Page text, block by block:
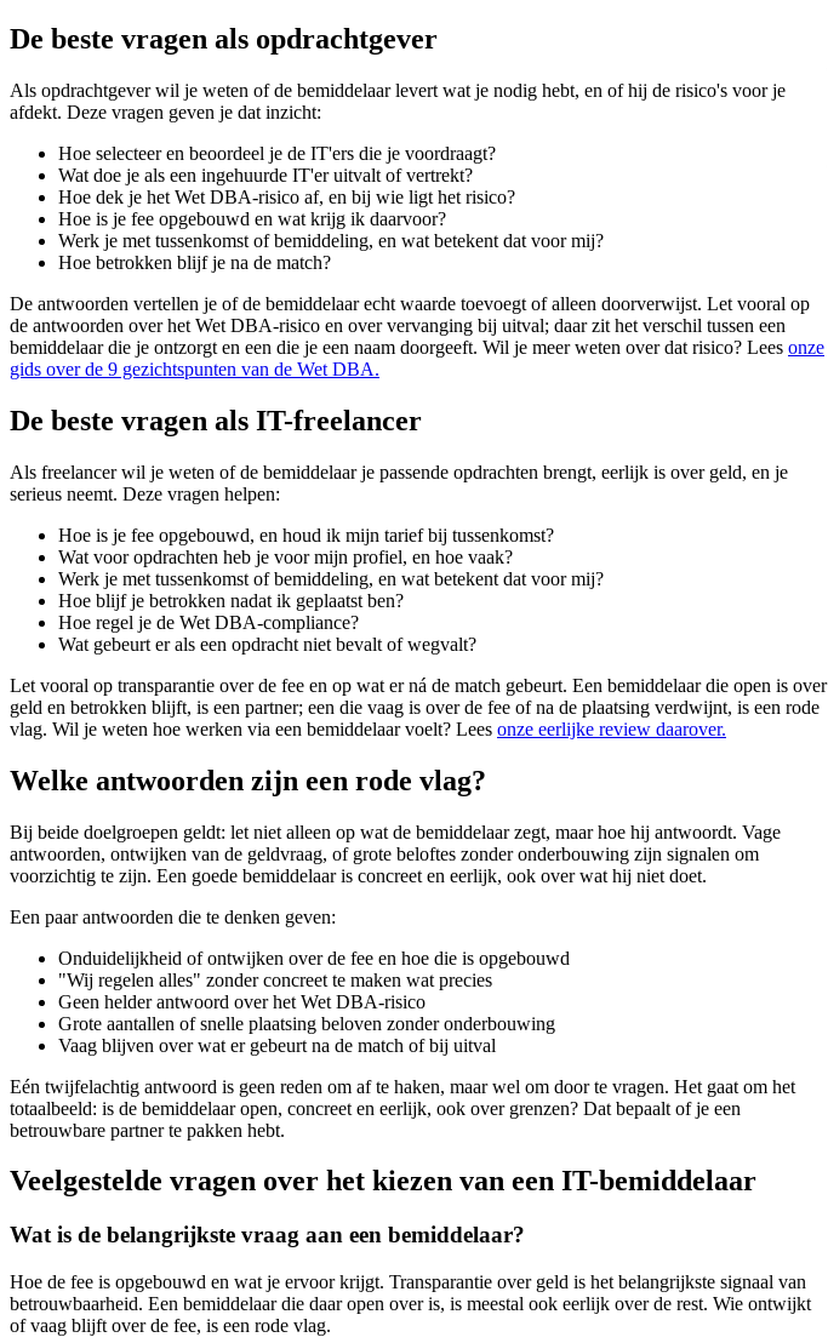
De beste vragen als opdrachtgever
Als opdrachtgever wil je weten of de bemiddelaar levert wat je nodig hebt, en of hij de risico's voor je
afdekt. Deze vragen geven je dat inzicht:
Hoe selecteer en beoordeel je de IT'ers die je voordraagt?
Wat doe je als een ingehuurde IT'er uitvalt of vertrekt?
Hoe dek je het Wet DBA-risico af, en bij wie ligt het risico?
Hoe is je fee opgebouwd en wat krijg ik daarvoor?
Werk je met tussenkomst of bemiddeling, en wat betekent dat voor mij?
Hoe betrokken blijf je na de match?
De antwoorden vertellen je of de bemiddelaar echt waarde toevoegt of alleen doorverwijst. Let vooral op
de antwoorden over het Wet DBA-risico en over vervanging bij uitval; daar zit het verschil tussen een
bemiddelaar die je ontzorgt en een die je een naam doorgeeft. Wil je meer weten over dat risico? Lees onze
gids over de 9 gezichtspunten van de Wet DBA.
De beste vragen als IT-freelancer
Als freelancer wil je weten of de bemiddelaar je passende opdrachten brengt, eerlijk is over geld, en je
serieus neemt. Deze vragen helpen:
Hoe is je fee opgebouwd, en houd ik mijn tarief bij tussenkomst?
Wat voor opdrachten heb je voor mijn profiel, en hoe vaak?
Werk je met tussenkomst of bemiddeling, en wat betekent dat voor mij?
Hoe blijf je betrokken nadat ik geplaatst ben?
Hoe regel je de Wet DBA-compliance?
Wat gebeurt er als een opdracht niet bevalt of wegvalt?
Let vooral op transparantie over de fee en op wat er ná de match gebeurt. Een bemiddelaar die open is over
geld en betrokken blijft, is een partner; een die vaag is over de fee of na de plaatsing verdwijnt, is een rode
vlag. Wil je weten hoe werken via een bemiddelaar voelt? Lees onze eerlijke review daarover.
Welke antwoorden zijn een rode vlag?
Bij beide doelgroepen geldt: let niet alleen op wat de bemiddelaar zegt, maar hoe hij antwoordt. Vage
antwoorden, ontwijken van de geldvraag, of grote beloftes zonder onderbouwing zijn signalen om
voorzichtig te zijn. Een goede bemiddelaar is concreet en eerlijk, ook over wat hij niet doet.
Een paar antwoorden die te denken geven:
Onduidelijkheid of ontwijken over de fee en hoe die is opgebouwd
"Wij regelen alles" zonder concreet te maken wat precies
Geen helder antwoord over het Wet DBA-risico
Grote aantallen of snelle plaatsing beloven zonder onderbouwing
Vaag blijven over wat er gebeurt na de match of bij uitval
Eén twijfelachtig antwoord is geen reden om af te haken, maar wel om door te vragen. Het gaat om het
totaalbeeld: is de bemiddelaar open, concreet en eerlijk, ook over grenzen? Dat bepaalt of je een
betrouwbare partner te pakken hebt.
Veelgestelde vragen over het kiezen van een IT-bemiddelaar
Wat is de belangrijkste vraag aan een bemiddelaar?
Hoe de fee is opgebouwd en wat je ervoor krijgt. Transparantie over geld is het belangrijkste signaal van
betrouwbaarheid. Een bemiddelaar die daar open over is, is meestal ook eerlijk over de rest. Wie ontwijkt
of vaag blijft over de fee, is een rode vlag.